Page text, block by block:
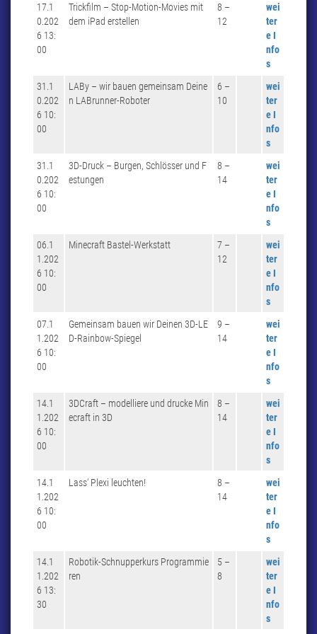
17.1
0.202
6 13:
00
Trickfilm – Stop-Motion-Movies mit
dem iPad erstellen
8 –
12
wei
ter
e I
nfo
s
31.1
0.202
6 10:
00
LABy – wir bauen gemeinsam Deine
n LABrunner-Roboter
6 –
10
wei
ter
e I
nfo
s
31.1
0.202
6 10:
00
3D-Druck – Burgen, Schlösser und F
estungen
8 –
14
wei
ter
e I
nfo
s
06.1
1.202
6 10:
00
Minecraft Bastel-Werkstatt
7 –
12
wei
ter
e I
nfo
s
07.1
1.202
6 10:
00
Gemeinsam bauen wir Deinen 3D-LE
D-Rainbow-Spiegel
9 –
14
wei
ter
e I
nfo
s
14.1
1.202
6 10:
00
3DCraft – modelliere und drucke Min
ecraft in 3D
8 –
14
wei
ter
e I
nfo
s
14.1
1.202
6 10:
00
Lass‘ Plexi leuchten!
8 –
14
wei
ter
e I
nfo
s
14.1
1.202
6 13:
30
Robotik-Schnupperkurs Programmie
ren
5 –
8
wei
ter
e I
nfo
s